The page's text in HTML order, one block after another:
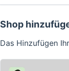
Shop
Das Hinzufügen